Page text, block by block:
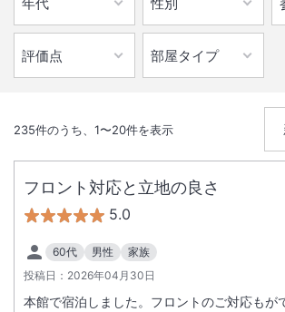
235件のうち、 1〜20件を表示
フロント対応と立地の良さ
5.0
60代 男性
家族
投稿日： 2026年04月30日
本館で宿泊しました。フロントのご対応もが